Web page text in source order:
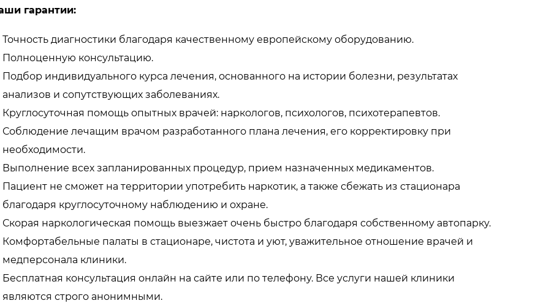
гарантии:
Точность диагностики благодаря качественному европейскому оборудованию.
Полноценную консультацию.
Подбор индивидуального курса лечения, основанного на истории болезни, результатах
анализов и сопутствующих заболеваниях.
Круглосуточная помощь опытных врачей: наркологов, психологов, психотерапевтов.
Соблюдение лечащим врачом разработанного плана лечения, его корректировку при
необходимости.
Выполнение всех запланированных процедур, прием назначенных медикаментов.
Пациент не сможет на территории употребить наркотик, а также сбежать из стационара
благодаря круглосуточному наблюдению и охране.
Скорая наркологическая помощь выезжает очень быстро благодаря собственному автопарку.
Комфортабельные палаты в стационаре, чистота и уют, уважительное отношение врачей и
медперсонала клиники.
Бесплатная консультация онлайн на сайте или по телефону. Все услуги нашей клиники
являются строго анонимными.